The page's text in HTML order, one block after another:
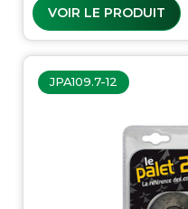
VOIR LE PRODUIT
JPA109.7-12